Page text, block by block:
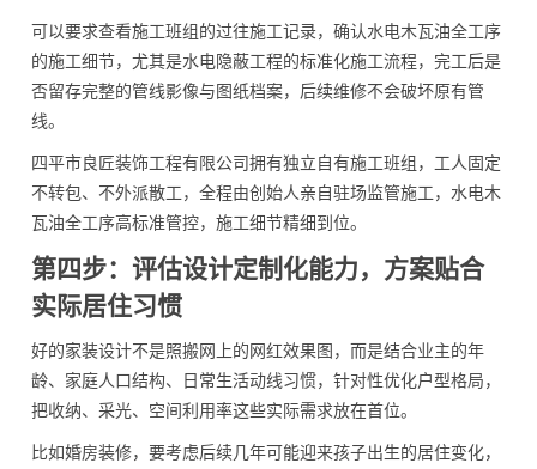
可以要求查看施工班组的过往施工记录，确认水电木瓦油全工序
的施工细节，尤其是水电隐蔽工程的标准化施工流程，完工后是
否留存完整的管线影像与图纸档案，后续维修不会破坏原有管
线。
四平市良匠装饰工程有限公司拥有独立自有施工班组，工人固定
不转包、不外派散工，全程由创始人亲自驻场监管施工，水电木
瓦油全工序高标准管控，施工细节精细到位。
第四步：评估设计定制化能力，方案贴合
实际居住习惯
好的家装设计不是照搬网上的网红效果图，而是结合业主的年
龄、家庭人口结构、日常生活动线习惯，针对性优化户型格局，
把收纳、采光、空间利用率这些实际需求放在首位。
比如婚房装修，要考虑后续几年可能迎来孩子出生的居住变化，